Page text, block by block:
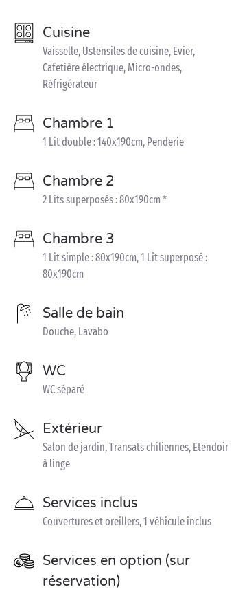
Cuisine
Vaisselle, Ustensiles de cuisine, Evier,
Cafetière électrique, Micro-ondes,
Réfrigérateur
Chambre 1
1 Lit double : 140x190cm, Penderie
Chambre 2
2 Lits superposés : 80x190cm *
Chambre 3
1 Lit simple : 80x190cm, 1 Lit superposé :
80x190cm
Salle de bain
Douche, Lavabo
WC
WC séparé
Extérieur
Salon de jardin, Transats chiliennes, Etendoir
à linge
Services inclus
Couvertures et oreillers, 1 véhicule inclus
Services en option (sur
réservation)